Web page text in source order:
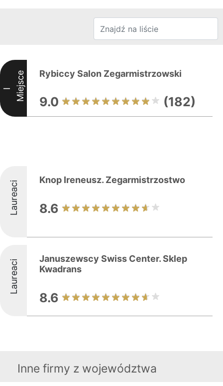
I Miejsce Rybiccy Salon Zegarmistrzowski
9.0 (182)
Laureaci Knop Ireneusz. Zegarmistrzostwo
8.6
Laureaci
Januszewscy Swiss Center. Sklep
Kwadrans
8.6
Inne firmy z województwa